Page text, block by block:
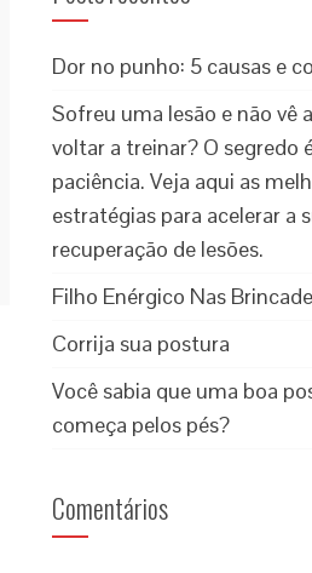
Dor no punho: 5 causas e
Sofreu uma lesão e não vê
voltar a treinar? O segredo
paciência. Veja aqui as
estratégias para acelerar a
recuperação de lesões.
Filho Enérgico Nas
Corrija sua postura
Você sabia que uma boa
começa pelos pés?
Comentários